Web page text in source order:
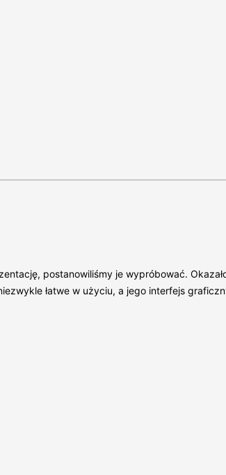
postanowiliśmy je wypróbować.
łatwe w użyciu, a jego interfejs